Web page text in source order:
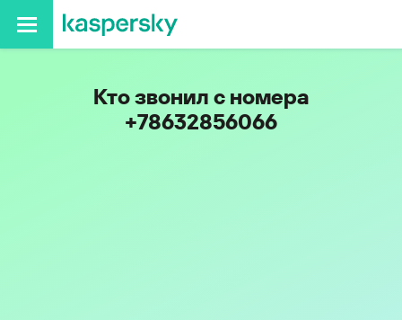
Кто звонил с номера
+78632856066